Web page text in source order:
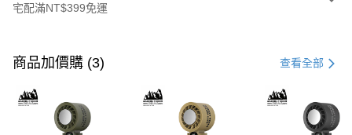
宅配滿NT$399免運
信用卡一次付款
LINE Pay
Apple Pay
商品加價購 (3) 查看全部